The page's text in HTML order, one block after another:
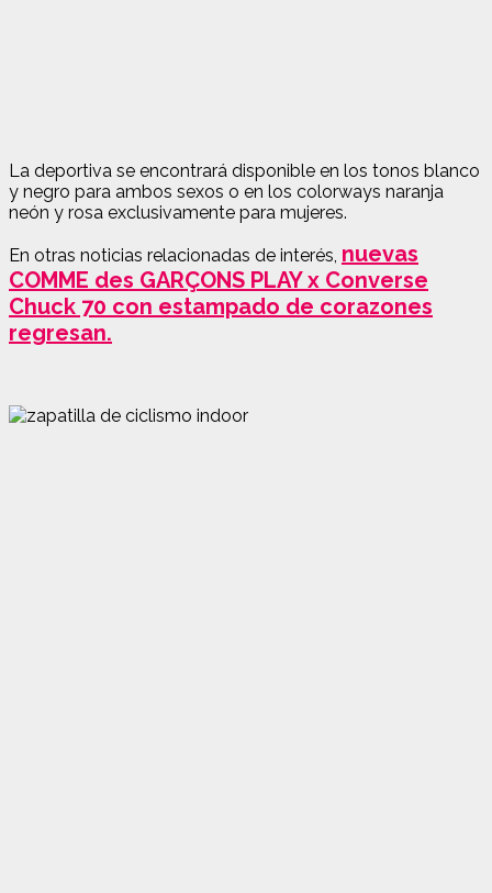
La deportiva se encontrará disponible en los tonos blanco
y negro para ambos sexos o en los colorways naranja
neón y rosa exclusivamente para mujeres.
En otras noticias relacionadas de interés, nuevas
COMME des GARÇONS PLAY x Converse
Chuck 70 con estampado de corazones
regresan.